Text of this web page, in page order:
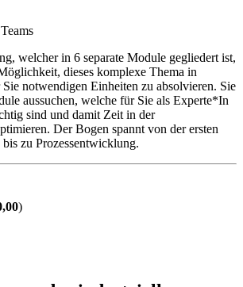
welcher in 6 separate Module gegliedert ist,
dieses komplexe Thema in
notwendigen Einheiten zu absolvieren. Sie
aussuchen, welche für Sie als Experte*In
sind und damit Zeit in der
Der Bogen spannt von der ersten
bis zu Prozessentwicklung.
)